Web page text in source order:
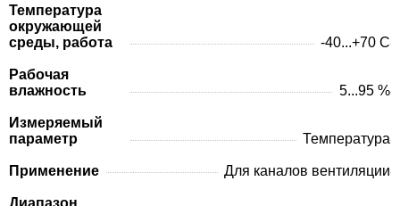
Температура
окружающей
среды, работа
-40...+70 C
Рабочая
влажность
5...95 %
Измеряемый
параметр
Температура
Применение Для каналов вентиляции
Диапазон